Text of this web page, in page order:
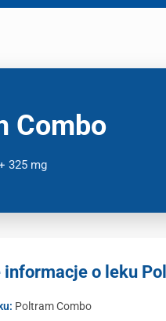
Combo
325 mg
informacje o leku
Poltram Combo